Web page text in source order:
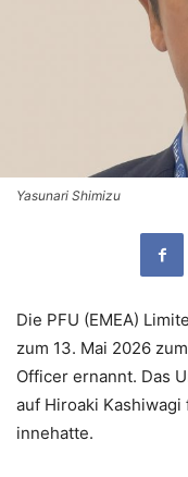
Yasunari Shimizu
Die PFU (EMEA)
zum 13. Mai 2026
Officer ernannt. Das
auf Hiroaki
innehatte.